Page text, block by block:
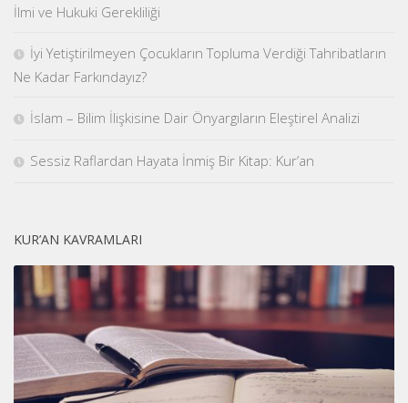
İlmi ve Hukuki Gerekliliği
İyi Yetiştirilmeyen Çocukların Topluma Verdiği Tahribatların
Ne Kadar Farkındayız?
İslam – Bilim İlişkisine Dair Önyargıların Eleştirel Analizi
Sessiz Raflardan Hayata İnmiş Bir Kitap: Kur’an
KUR’AN KAVRAMLARI